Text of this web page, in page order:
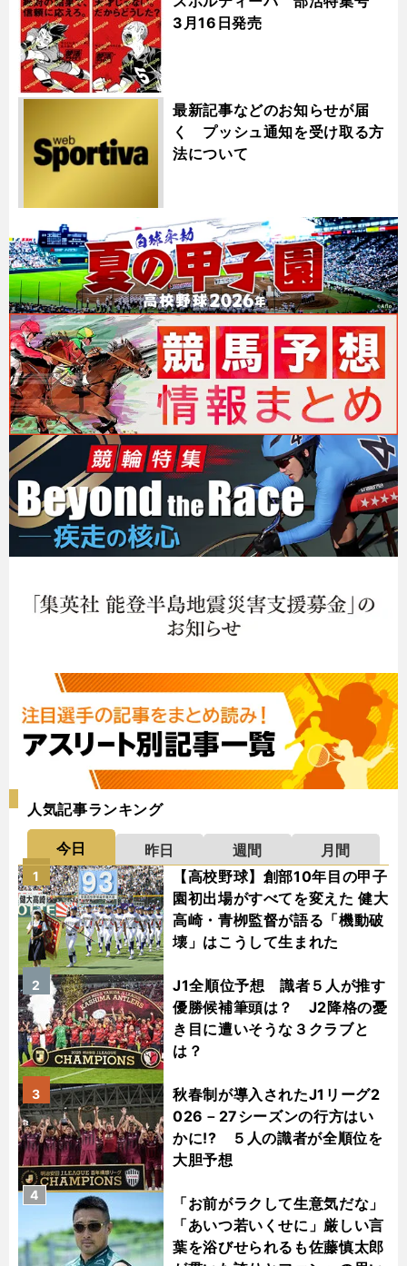
3月16日発売
最新記事などのお知らせが届
く プッシュ通知を受け取る方
法について
人気記事ランキング
今日 昨日 週間
月間
【高校野球】創部10年目の甲子
園初出場がすべてを変えた 健大
高崎・青栁監督が語る「機動破
壊」はこうして生まれた
1
J1全順位予想 識者５人が推す
優勝候補筆頭は？ J2降格の憂
き目に遭いそうな３クラブと
は？
2
秋春制が導入されたJ1リーグ2
026－27シーズンの行方はい
かに!? ５人の識者が全順位を
大胆予想
3
「お前がラクして生意気だな」
「あいつ若いくせに」厳しい言
葉を浴びせられるも佐藤慎太郎
4